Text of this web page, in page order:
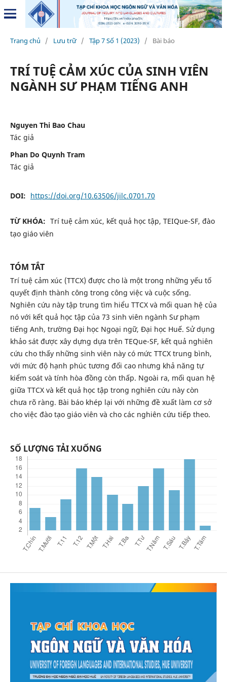
Trang chủ / Lưu trữ / Tập 7 Số 1 (2023) / Bài báo
TRÍ TUỆ CẢM XÚC CỦA SINH VIÊN
NGÀNH SƯ PHẠM TIẾNG ANH
Nguyen Thi Bao Chau
Tác giả
Phan Do Quynh Tram
Tác giả
DOI: https://doi.org/10.63506/jilc.0701.70
TỪ KHÓA: Trí tuệ cảm xúc, kết quả học tập, TEIQue-SF, đào
tạo giáo viên
TÓM TẮT
Trí tuệ cảm xúc (TTCX) được cho là một trong những yếu tố
quyết định thành công trong công việc và cuộc sống.
Nghiên cứu này tập trung tìm hiểu TTCX và mối quan hệ của
nó với kết quả học tập của 73 sinh viên ngành Sư phạm
tiếng Anh, trường Đại học Ngoại ngữ, Đại học Huế. Sử dụng
khảo sát được xây dựng dựa trên TEQue-SF, kết quả nghiên
cứu cho thấy những sinh viên này có mức TTCX trung bình,
với mức độ hạnh phúc tương đối cao nhưng khả năng tự
kiểm soát và tính hòa đồng còn thấp. Ngoài ra, mối quan hệ
giữa TTCX và kết quả học tập trong nghiên cứu này còn
chưa rõ ràng. Bài báo khép lại với những đề xuất làm cơ sở
cho việc đào tạo giáo viên và cho các nghiên cứu tiếp theo.
SỐ LƯỢNG TẢI XUỐNG